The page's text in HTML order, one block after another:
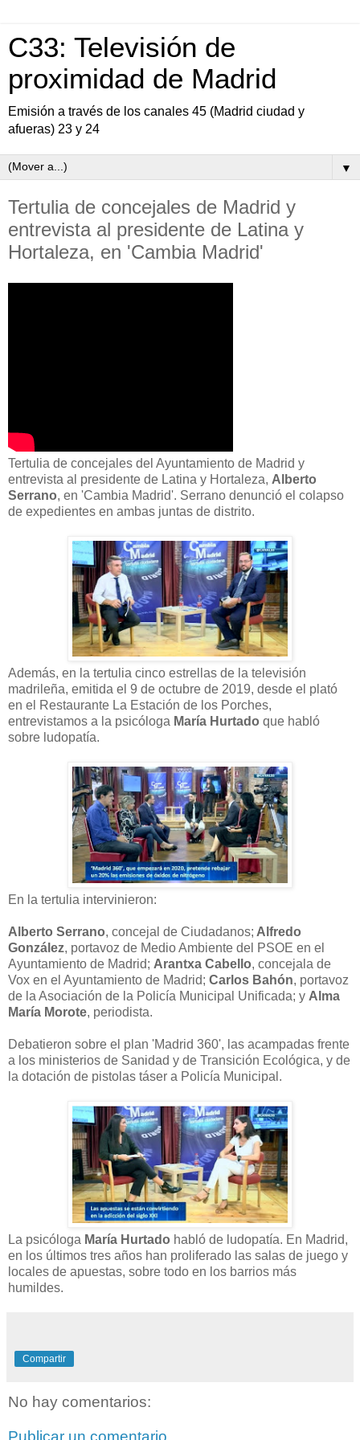
C33: Televisión de
proximidad de Madrid
Emisión a través de los canales 45 (Madrid ciudad y
afueras) 23 y 24
▼
Tertulia de concejales de Madrid y
entrevista al presidente de Latina y
Hortaleza, en 'Cambia Madrid'
Tertulia de concejales del Ayuntamiento de Madrid y
entrevista al presidente de Latina y Hortaleza, Alberto
Serrano, en 'Cambia Madrid'. Serrano denunció el colapso
de expedientes en ambas juntas de distrito.
Además, en la tertulia cinco estrellas de la televisión
madrileña, emitida el 9 de octubre de 2019, desde el plató
en el Restaurante La Estación de los Porches,
entrevistamos a la psicóloga María Hurtado que habló
sobre ludopatía.
En la tertulia intervinieron:
Alberto Serrano, concejal de Ciudadanos; Alfredo
González, portavoz de Medio Ambiente del PSOE en el
Ayuntamiento de Madrid; Arantxa Cabello, concejala de
Vox en el Ayuntamiento de Madrid; Carlos Bahón, portavoz
de la Asociación de la Policía Municipal Unificada; y Alma
María Morote, periodista.
Debatieron sobre el plan 'Madrid 360', las acampadas frente
a los ministerios de Sanidad y de Transición Ecológica, y de
la dotación de pistolas táser a Policía Municipal.
La psicóloga María Hurtado habló de ludopatía. En Madrid,
en los últimos tres años han proliferado las salas de juego y
locales de apuestas, sobre todo en los barrios más
humildes.
Compartir
No hay comentarios: